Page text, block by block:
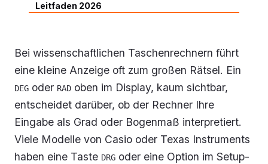
Leitfaden 2026
Bei wissenschaftlichen Taschenrechnern führt
eine kleine Anzeige oft zum großen Rätsel. Ein
DEG oder RAD oben im Display, kaum sichtbar,
entscheidet darüber, ob der Rechner Ihre
Eingabe als Grad oder Bogenmaß interpretiert.
Viele Modelle von Casio oder Texas Instruments
haben eine Taste DRG oder eine Option im Setup-